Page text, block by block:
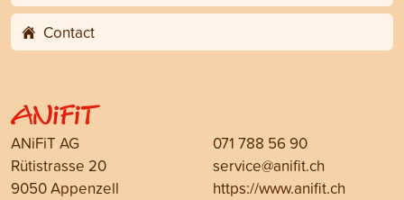
Contact
ANiFiT AG
Rütistrasse 20
9050 Appenzell
071 788 56 90
service@anifit.ch
https://www.anifit.ch